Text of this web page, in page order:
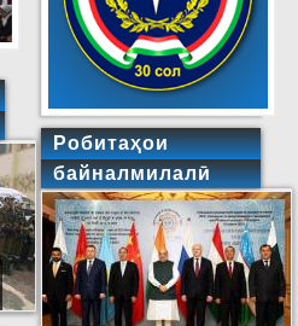
Робитаҳои
байналмилалӣ